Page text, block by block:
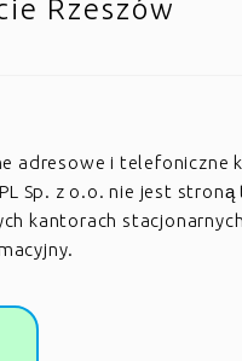
Rzeszów
adresowe i telefoniczne
Sp. z o.o. nie jest
kantorach